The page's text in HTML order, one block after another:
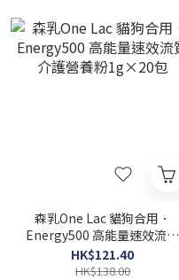
森乳One Lac 貓狗合用．
Energy500 高能量速效流質
介護營養粉1g×20包
HK$121.40
HK$138.00